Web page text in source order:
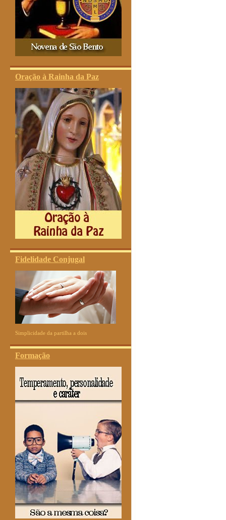
Oração à Rainha da Paz
Fidelidade Conjugal
Simplicidade da partilha a dois
Formação